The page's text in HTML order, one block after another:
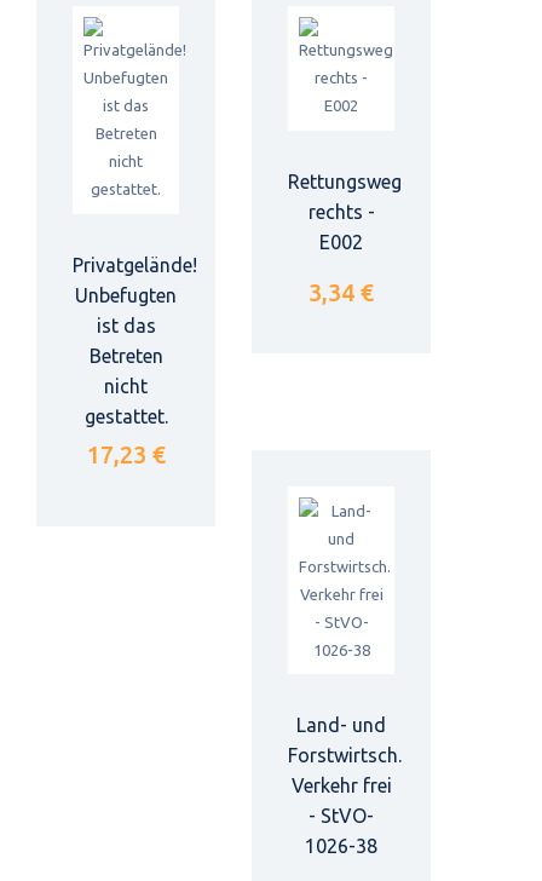
Privatgelände!
Unbefugten
ist das
Betreten
nicht
gestattet.
17,23 €
Rettungsweg
rechts -
E002
3,34 €
Land- und
Forstwirtsch.
Verkehr frei
- StVO-
1026-38